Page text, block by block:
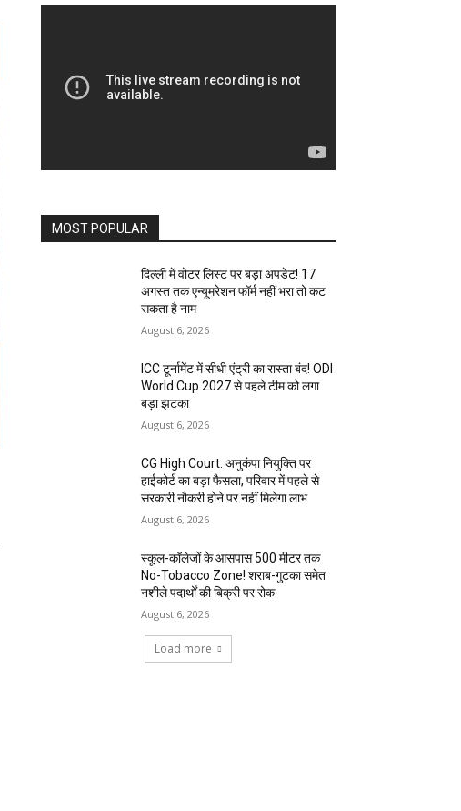
MOST POPULAR
दिल्ली में वोटर लिस्ट पर बड़ा अपडेट! 17
अगस्त तक एन्यूमरेशन फॉर्म नहीं भरा तो कट
सकता है नाम
August 6, 2026
ICC टूर्नामेंट में सीधी एंट्री का रास्ता बंद! ODI
World Cup 2027 से पहले टीम को लगा
बड़ा झटका
August 6, 2026
CG High Court: अनुकंपा नियुक्ति पर
हाईकोर्ट का बड़ा फैसला, परिवार में पहले से
सरकारी नौकरी होने पर नहीं मिलेगा लाभ
August 6, 2026
स्कूल-कॉलेजों के आसपास 500 मीटर तक
No-Tobacco Zone! शराब-गुटका समेत
नशीले पदार्थों की बिक्री पर रोक
August 6, 2026
Load more